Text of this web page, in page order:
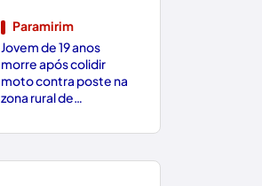
Paramirim
Jovem de 19 anos
morre após colidir
moto contra poste na
zona rural de